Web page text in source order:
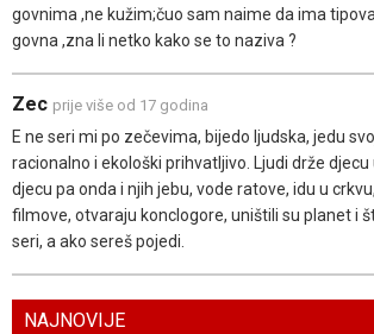
govnima ,ne kužim;čuo sam naime da ima
govna ,zna li netko kako se to naziva ?
Zec prije više od 17 godina
E ne seri mi po zečevima, bijedo ljudska, jedu
racionalno i ekološki prihvatljivo. Ljudi drže
djecu pa onda i njih jebu, vode ratove, idu u
filmove, otvaraju konclogore, uništili su planet i
seri, a ako sereš pojedi.
NAJNOVIJE